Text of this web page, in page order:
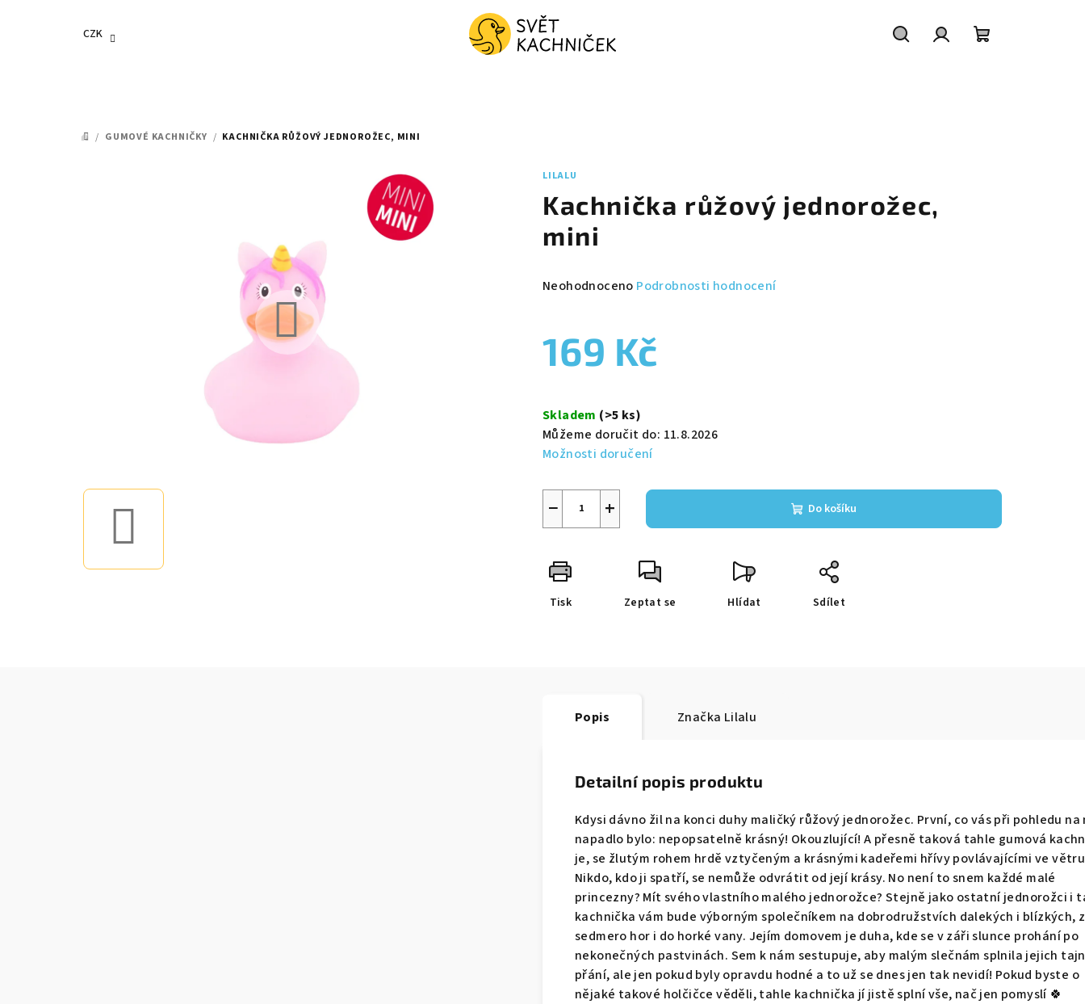
CZK
DOMŮ
/ GUMOVÉ KACHNIČKY / KACHNIČKA RŮŽOVÝ JEDNOROŽEC, MINI
LILALU
Kachnička růžový jednorožec,
mini
Průměrné
je
0,0
hvězdiček.
Neohodnoceno Podrobnosti hodnocení
169 Kč
cena:
Skladem (>5 ks)
Můžeme doručit do: 11.8.2026
Možnosti doručení
+
− Do košíku
Tisk Zeptat se Hlídat Sdílet
Popis Značka Lilalu
Detailní popis produktu
Kdysi dávno žil na konci duhy maličký růžový jednorožec. První, co vás při pohledu na
napadlo bylo: nepopsatelně krásný! Okouzlující! A přesně taková tahle gumová
je, se žlutým rohem hrdě vztyčeným a krásnými kadeřemi hřívy povlávajícími ve
Nikdo, kdo ji spatří, se nemůže odvrátit od její krásy. No není to snem každé malé
princezny? Mít svého vlastního malého jednorožce? Stejně jako ostatní jednorožci i
kachnička vám bude výborným společníkem na dobrodružstvích dalekých i blízkých,
sedmero hor i do horké vany. Jejím domovem je duha, kde se v záři slunce prohání po
nekonečných pastvinách. Sem k nám sestupuje, aby malým slečnám splnila jejich
přání, ale jen pokud byly opravdu hodné a to už se dnes jen tak nevidí! Pokud byste o
nějaké takové holčičce věděli, tahle kachnička jí jistě splní vše, nač jen pomyslí 🍀